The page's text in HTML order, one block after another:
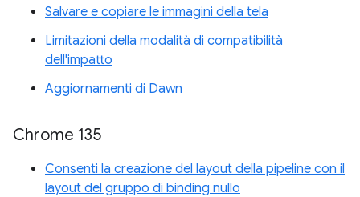
Salvare e copiare le immagini della tela
Limitazioni della modalità di compatibilità
dell'impatto
Aggiornamenti di Dawn
Chrome 135
Consenti la creazione del layout della pipeline con il
layout del gruppo di binding nullo